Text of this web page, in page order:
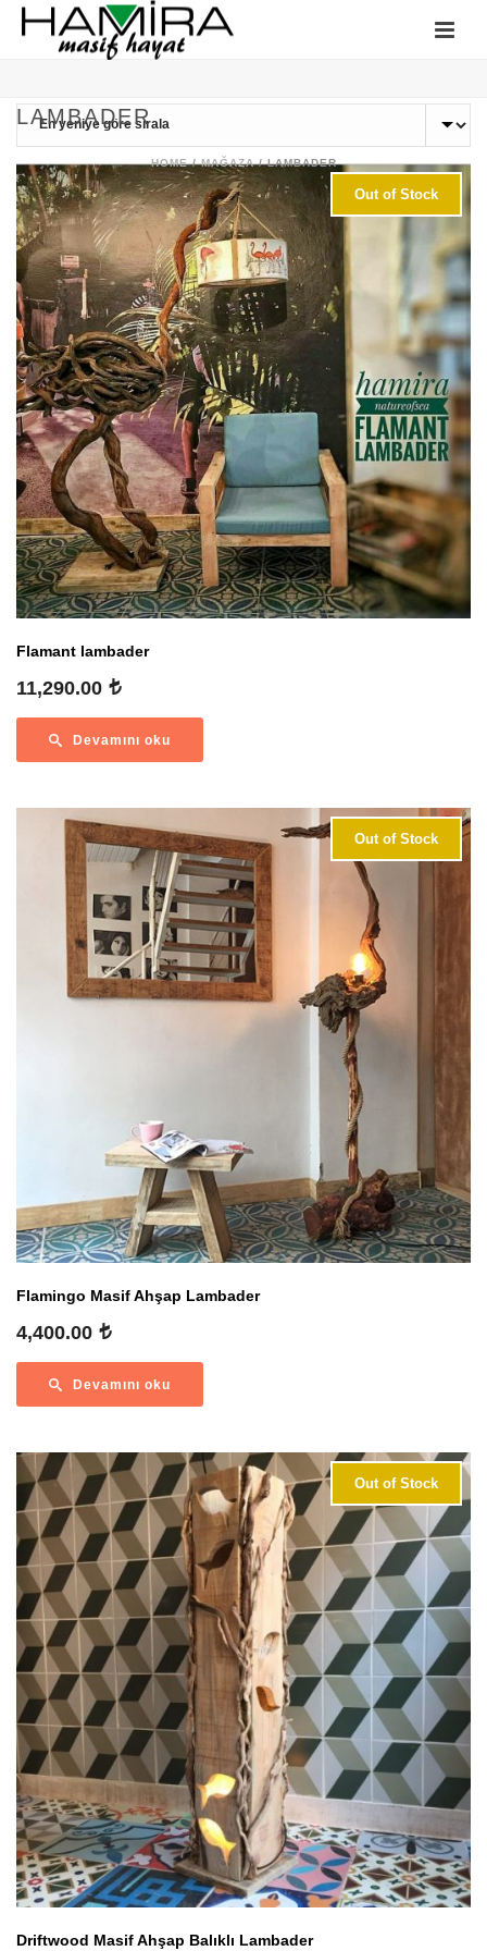
LAMBADER
HOME/MAĞAZA/LAMBADER
Flamant lambader
Out of Stock
11,290.00
Devamını oku
Flamingo Masif Ahşap Lambader
Out of Stock
4,400.00
Devamını oku
Driftwood Masif Ahşap Balıklı Lambader
Out of Stock